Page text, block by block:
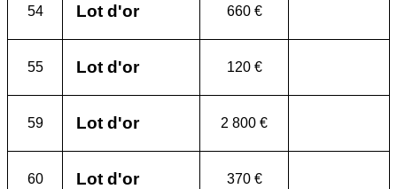
54 Lot d'or 660 €
55 Lot d'or 120 €
59 Lot d'or 2 800 €
60 Lot d'or 370 €